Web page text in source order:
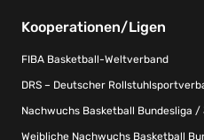
Kooperationen/Ligen
FIBA Basketball-Weltverband
DRS – Deutscher
Nachwuchs Basketball Bundesliga
Weibliche Nachwuchs Basketball